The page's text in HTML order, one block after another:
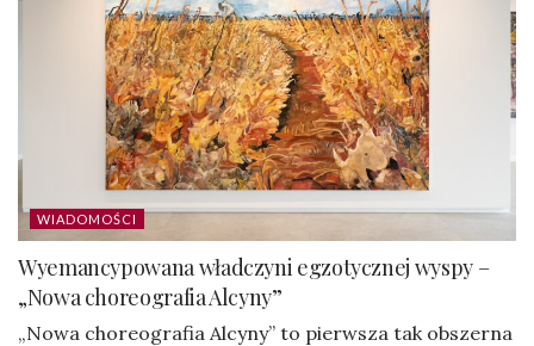
WIADOMOŚCI
Wyemancypowana władczyni egzotycznej wyspy –
„Nowa choreografia Alcyny”
„Nowa choreografia Alcyny” to pierwsza tak obszerna